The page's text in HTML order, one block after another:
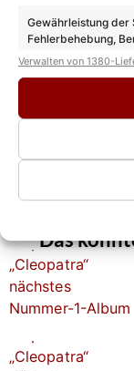
Gewährleistung der
Fehlerbehebung,
Entscheidungen
Verwalten von 1380-
Das